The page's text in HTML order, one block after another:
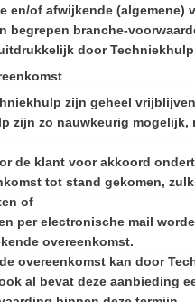
en/of afwijkende (algemene)
begrepen branche-
door
zijn geheel
zijn zo nauwkeurig mogelijk,
de klant voor akkoord
tot stand gekomen,
of
per electronische mail
overeenkomst.
overeenkomst kan door
al bevat deze aanbieding